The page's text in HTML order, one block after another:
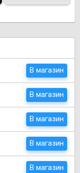
В магазин
В магазин
В магазин
В магазин
В магазин